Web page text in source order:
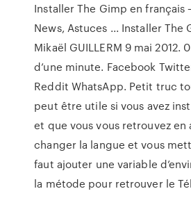
Installer The Gimp en français
News, Astuces ... Installer The
Mikaël GUILLERM 9 mai 2012.
d’une minute. Facebook
Reddit WhatsApp. Petit truc
peut être utile si vous avez
et que vous vous retrouvez en
changer la langue et vous
faut ajouter une variable
la métode pour retrouver le